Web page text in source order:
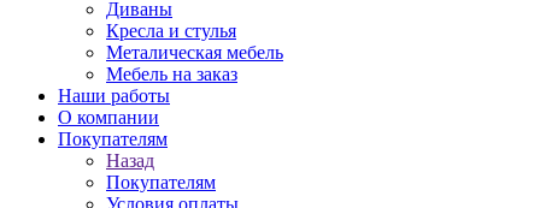
Диваны
Кресла и стулья
Металическая мебель
Мебель на заказ
Наши работы
О компании
Покупателям
Назад
Покупателям
Условия оплаты